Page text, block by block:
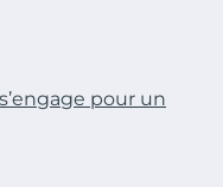
pour un